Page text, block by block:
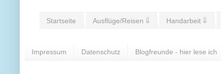
Startseite Ausflüge/Reisen ⇓ Handarbeit ⇓
Impressum Datenschutz Blogfreunde - hier lese ich